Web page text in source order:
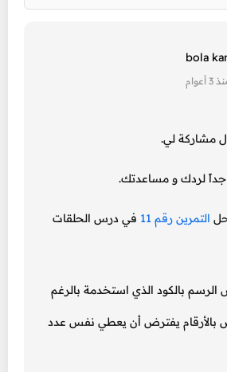
bola
3 أعوام
مشاركة لي.
جداً لردك و مساعدتك.
التمرين رقم 11 في درس الحلقات
بالكود الذي استخدمة بالرغم
بالأرقام يفترض أن يعطي نفس عدد